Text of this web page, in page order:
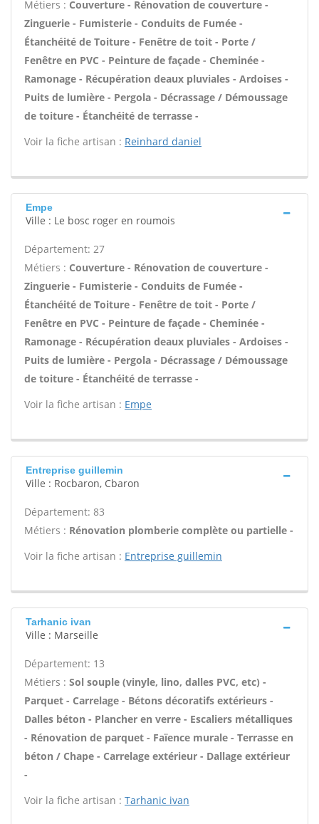
Métiers : Couverture - Rénovation de couverture -
Zinguerie - Fumisterie - Conduits de Fumée -
Étanchéité de Toiture - Fenêtre de toit - Porte /
Fenêtre en PVC - Peinture de façade - Cheminée -
Ramonage - Récupération deaux pluviales - Ardoises -
Puits de lumière - Pergola - Décrassage / Démoussage
de toiture - Étanchéité de terrasse -
Voir la fiche artisan : Reinhard daniel
Empe
Ville : Le bosc roger en roumois
Département: 27
Métiers : Couverture - Rénovation de couverture -
Zinguerie - Fumisterie - Conduits de Fumée -
Étanchéité de Toiture - Fenêtre de toit - Porte /
Fenêtre en PVC - Peinture de façade - Cheminée -
Ramonage - Récupération deaux pluviales - Ardoises -
Puits de lumière - Pergola - Décrassage / Démoussage
de toiture - Étanchéité de terrasse -
Voir la fiche artisan : Empe
Entreprise guillemin
Ville : Rocbaron, Cbaron
Département: 83
Métiers : Rénovation plomberie complète ou partielle -
Voir la fiche artisan : Entreprise guillemin
Tarhanic ivan
Ville : Marseille
Département: 13
Métiers : Sol souple (vinyle, lino, dalles PVC, etc) -
Parquet - Carrelage - Bétons décoratifs extérieurs -
Dalles béton - Plancher en verre - Escaliers métalliques
- Rénovation de parquet - Faïence murale - Terrasse en
béton / Chape - Carrelage extérieur - Dallage extérieur
-
Voir la fiche artisan : Tarhanic ivan